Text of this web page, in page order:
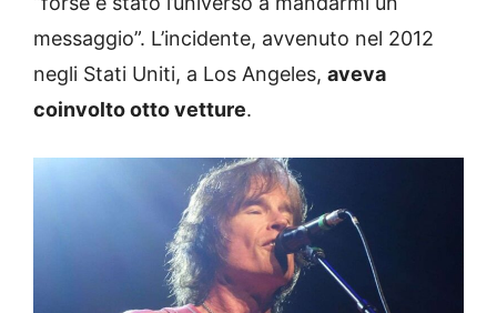
messaggio”. L’incidente, avvenuto nel 2012
negli Stati Uniti, a Los Angeles, aveva
coinvolto otto vetture.